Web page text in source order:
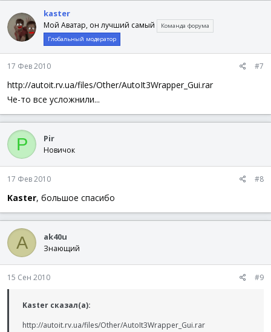
kaster
Мой Аватар, он лучший самый
Команда форума
Глобальный модератор
17 Фев 2010 #7
http://autoit.rv.ua/files/Other/AutoIt3Wrapper_Gui.rar
Че-то все усложнили...
P Pir
Новичок
17 Фев 2010 #8
Kaster, большое спасибо
A ak40u
Знающий
15 Сен 2010 #9
Kaster сказал(а):
http://autoit.rv.ua/files/Other/AutoIt3Wrapper_Gui.rar